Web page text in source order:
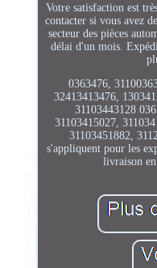
Votre satisfaction est
contacter si vous avez
secteur des pièces
délai d'un mois.
0363476,
32413413476,
31103443128
31103415027,
31103451882,
s'appliquent pour les
livraison